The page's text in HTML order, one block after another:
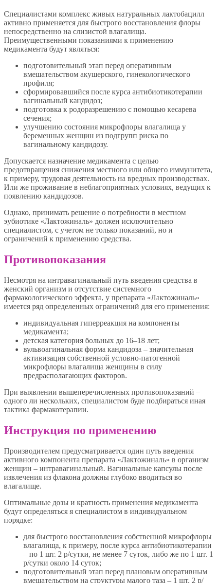
Специалистами комплекс живых натуральных лактобацилл
активно применяется для быстрого восстановления флоры
непосредственно на слизистой влагалища.
Преимущественными показаниями к применению
медикамента будут являться:
подготовительный этап перед оперативным
вмешательством акушерского, гинекологического
профиля;
сформировавшийся после курса антибиотикотерапии
вагинальный кандидоз;
подготовка к родоразрешению с помощью кесарева
сечения;
улучшению состояния микрофлоры влагалища у
беременных женщин из подгрупп риска по
вагинальному кандидозу.
Допускается назначение медикамента с целью
предотвращения снижения местного или общего иммунитета,
к примеру, трудовая деятельность на вредных производствах.
Или же проживание в неблагоприятных условиях, ведущих к
появлению кандидозов.
Однако, принимать решение о потребности в местном
эубиотике «Лактожиналь» должен исключительно
специалистом, с учетом не только показаний, но и
ограничений к применению средства.
Противопоказания
Несмотря на интравагинальный путь введения средства в
женский организм и отсутствие системного
фармакологического эффекта, у препарата «Лактожиналь»
имеется ряд определенных ограничений для его применения:
индивидуальная гиперреакция на компоненты
медикамента;
детская категория больных до 16–18 лет;
вульвоагинальная форма кандидоза – значительная
активизация собственной условно-патогенной
микрофлоры влагалища женщины в силу
предрасполагающих факторов.
При выявлении вышеперечисленных противопоказаний –
одного ли нескольких, специалистом буде подбираться иная
тактика фармакотерапии.
Инструкция по применению
Производителем предусматривается один путь введения
активного компонента препарата «Лактожиналь» в организм
женщин – интравагинальный. Вагинальные капсулы после
извлечения из флакона должны глубоко вводиться во
влагалище.
Оптимальные дозы и кратность применения медикамента
будут определяться я специалистом в индивидуальном
порядке:
для быстрого восстановления собственной микрофлоры
влагалища, к примеру, после курса антибиотикотерапии
– по 1 шт. 2 р/сутки, не менее 7 суток, либо же по 1 шт. 1
р/сутки около 14 суток;
подготовительный этап перед плановым оперативным
вмешательством на структуры малого таза – 1 шт. 2 р/